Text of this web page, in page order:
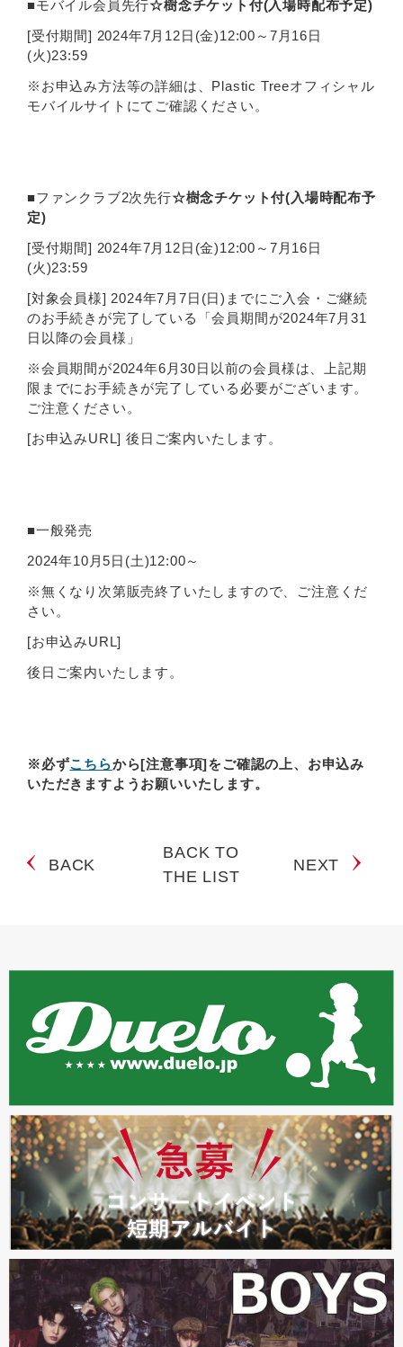
■モバイル会員先行☆樹念チケット付(入場時配布予定)
[受付期間] 2024年7月12日(金)12:00～7月16日
(火)23:59
※お申込み方法等の詳細は、Plastic Treeオフィシャル
モバイルサイトにてご確認ください。
■ファンクラブ2次先行☆樹念チケット付(入場時配布予
定)
[受付期間] 2024年7月12日(金)12:00～7月16日
(火)23:59
[対象会員様] 2024年7月7日(日)までにご入会・ご継続
のお手続きが完了している「会員期間が2024年7月31
日以降の会員様」
※会員期間が2024年6月30日以前の会員様は、上記期
限までにお手続きが完了している必要がございます。
ご注意ください。
[お申込みURL] 後日ご案内いたします。
■一般発売
2024年10月5日(土)12:00～
※無くなり次第販売終了いたしますので、ご注意くだ
さい。
[お申込みURL]
後日ご案内いたします。
※必ずこちらから[注意事項]をご確認の上、お申込み
いただきますようお願いいたします。
BACK
BACK TO
THE LIST
NEXT